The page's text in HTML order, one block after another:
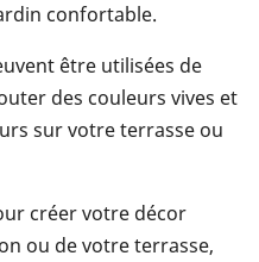
confortable.
être utilisées de
des couleurs vives et
sur votre terrasse ou
créer votre décor
ou de votre terrasse,